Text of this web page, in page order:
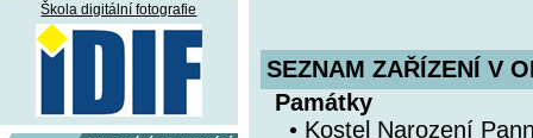
Škola digitální fotografie
SEZNAM ZAŘÍZENÍ V
Památky
• Kostel Narození